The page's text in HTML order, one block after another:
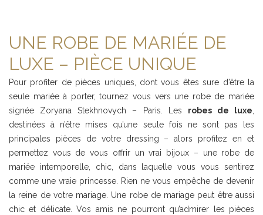
UNE ROBE DE MARIÉE DE
LUXE – PIÈCE UNIQUE
Pour profiter de pièces uniques, dont vous êtes sure d’être la
seule mariée à porter, tournez vous vers une robe de mariée
signée Zoryana Stekhnovych – Paris. Les robes de luxe
destinées à n’être mises qu’une seule fois ne sont pas les
principales pièces de votre dressing – alors profitez en et
permettez vous de vous offrir un vrai bijoux – une robe de
mariée intemporelle, chic, dans laquelle vous vous sentirez
comme une vraie princesse. Rien ne vous empêche de devenir
la reine de votre mariage. Une robe de mariage peut être aussi
chic et délicate. Vos amis ne pourront qu’admirer les pièces